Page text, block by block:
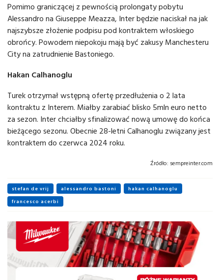
Pomimo graniczącej z pewnością prolongaty pobytu
Alessandro na Giuseppe Meazza, Inter będzie naciskał na jak
najszybsze złożenie podpisu pod kontraktem włoskiego
obrońcy. Powodem niepokoju mają być zakusy Manchesteru
City na zatrudnienie Bastoniego.
Hakan Calhanoglu
Turek otrzymał wstępną ofertę przedłużenia o 2 lata
kontraktu z Interem. Miałby zarabiać blisko 5mln euro netto
za sezon. Inter chciałby sfinalizować nową umowę do końca
bieżącego sezonu. Obecnie 28-letni Calhanoglu związany jest
kontraktem do czerwca 2024 roku.
Źródło: sempreinter.com
stefan de vrij alessandro bastoni
hakan calhanoglu
francesco acerbi